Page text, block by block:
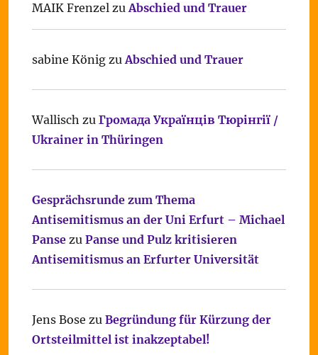
MAIK FrenzelzuAbschied und Trauer
sabine KönigzuAbschied und Trauer
Wallisch zu Громада Українців Тюрінгії /
Ukrainer in Thüringen
Gesprächsrunde zum Thema
Antisemitismus an der Uni Erfurt – Michael
Pansezu Panse und Pulz kritisieren
Antisemitismus an Erfurter Universität
Jens Bose zu Begründung für Kürzung der
Ortsteilmittel ist inakzeptabel!